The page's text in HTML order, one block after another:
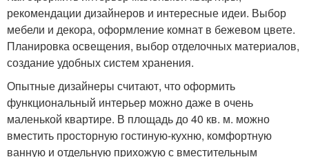
рекомендации дизайнеров и интересные идеи. Выбор
мебели и декора, оформление комнат в бежевом цвете.
Планировка освещения, выбор отделочных материалов,
создание удобных систем хранения.
Опытные дизайнеры считают, что оформить
функциональный интерьер можно даже в очень
маленькой квартире. В площадь до 40 кв. м. можно
вместить просторную гостиную-кухню, комфортную
ванную и отдельную прихожую с вместительным